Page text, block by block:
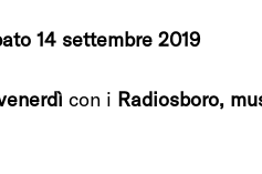
14 settembre 2019
con i Radiosboro,